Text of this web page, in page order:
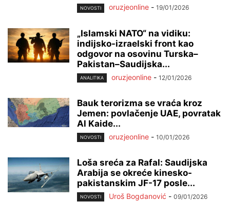
NOVOSTI oruzjeonline - 19/01/2026
„Islamski NATO“ na vidiku:
indijsko-izraelski front kao
odgovor na osovinu Turska–
Pakistan–Saudijska...
ANALITIKA oruzjeonline - 12/01/2026
Bauk terorizma se vraća kroz
Jemen: povlačenje UAE, povratak
Al Kaide...
NOVOSTI oruzjeonline - 10/01/2026
Loša sreća za Rafal: Saudijska
Arabija se okreće kinesko-
pakistanskim JF-17 posle...
NOVOSTI Uroš Bogdanović - 09/01/2026